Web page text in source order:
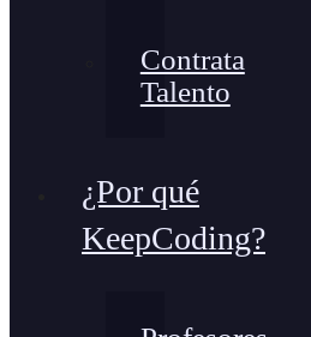
Contrata
Talento
¿Por qué
KeepCoding?